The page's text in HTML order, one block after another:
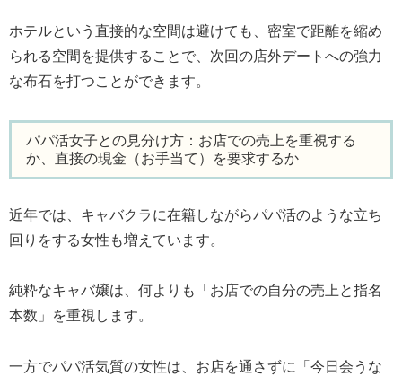
ホテルという直接的な空間は避けても、密室で距離を縮め
られる空間を提供することで、次回の店外デートへの強力
な布石を打つことができます。
パパ活女子との見分け方：お店での売上を重視する
か、直接の現金（お手当て）を要求するか
近年では、キャバクラに在籍しながらパパ活のような立ち
回りをする女性も増えています。
純粋なキャバ嬢は、何よりも「お店での自分の売上と指名
本数」を重視します。
一方でパパ活気質の女性は、お店を通さずに「今日会うな